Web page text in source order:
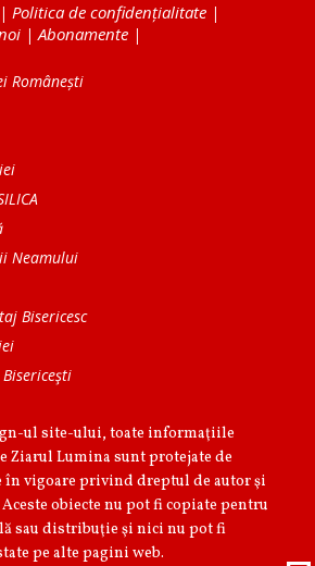
| Politica de confidențialitate |
|Abonamente |
Românești
Neamului
Bisericesc
ul site-ului, toate informaţiile
Ziarul Lumina sunt protejate de
vigoare privind dreptul de autor şi
obiecte nu pot fi copiate pentru
sau distribuţie şi nici nu pot fi
pe alte pagini web.